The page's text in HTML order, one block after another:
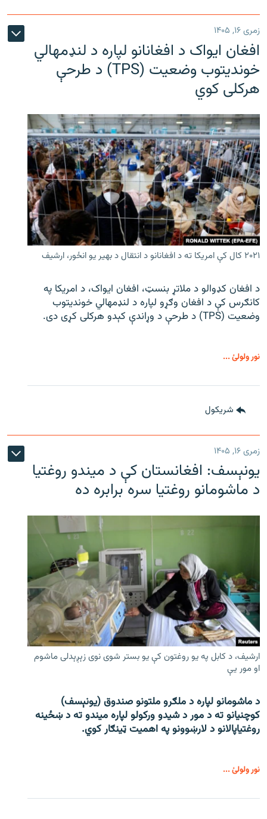
زمری ۱۶, ۱۴۰۵
افغان ایواک د افغانانو لپاره د لنډمهالي
خوندیتوب وضعیت (TPS) د طرحې
هرکلی کوي
۲۰۲۱ کال کې امریکا ته د افغانانو د انتقال د بهیر یو انځور، ارشیف
د افغان کډوالو د ملاتړ بنسټ، افغان ایواک، د امریکا په
کانګرس کې د افغان وګړو لپاره د لنډمهالي خوندیتوب
وضعیت (TPS) د طرحې د وړاندې کېدو هرکلی کړی دی.
نور ولولئ ...
شريکول
زمری ۱۶, ۱۴۰۵
یونېسف: افغانستان کې د میندو روغتیا
د ماشومانو روغتیا سره برابره ده
ارشیف، د کابل په یو روغتون کې یو بستر شوی نوی زېږېدلی ماشوم
او مور یې
د ماشومانو لپاره د ملګرو ملتونو صندوق (یونېسف)
کوچنیانو ته د مور د شیدو ورکولو لپاره میندو ته د ښځینه
روغتیاپالانو د لارښوونو په اهمیت ټینګار کوي.
نور ولولئ ...